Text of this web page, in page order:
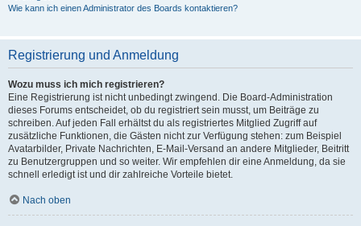
Wie kann ich einen Administrator des Boards kontaktieren?
Registrierung und Anmeldung
Wozu muss ich mich registrieren?
Eine Registrierung ist nicht unbedingt zwingend. Die Board-Administration
dieses Forums entscheidet, ob du registriert sein musst, um Beiträge zu
schreiben. Auf jeden Fall erhältst du als registriertes Mitglied Zugriff auf
zusätzliche Funktionen, die Gästen nicht zur Verfügung stehen: zum Beispiel
Avatarbilder, Private Nachrichten, E-Mail-Versand an andere Mitglieder, Beitritt
zu Benutzergruppen und so weiter. Wir empfehlen dir eine Anmeldung, da sie
schnell erledigt ist und dir zahlreiche Vorteile bietet.
Nach oben